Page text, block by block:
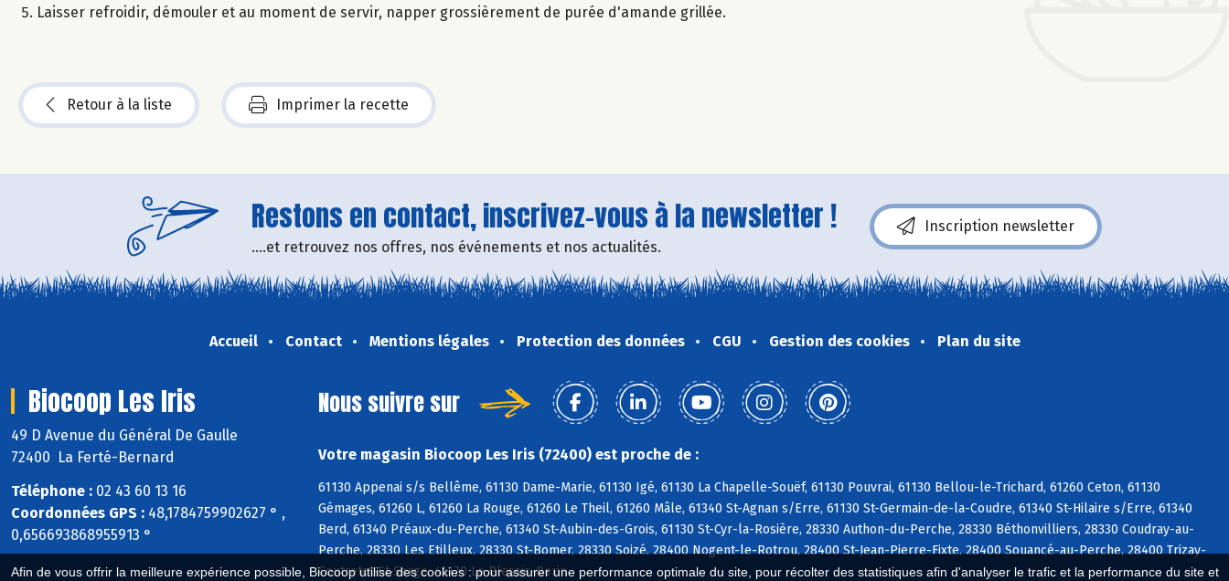
Afin de vous offrir la meilleure expérience possible, Biocoop utilise des cookies : pour assurer une performance optimale du site, pour récolter des statistiques afin d'analyser le trafic et la performance du site et
Laisser refroidir, démouler et au moment de servir, napper grossièrement de purée d'amande grillée.
Retour à la liste Imprimer la recette
Restons en contact, inscrivez-vous à la newsletter !
....et retrouvez nos offres, nos événements et nos actualités.
Inscription newsletter
Accueil Contact Mentions légales Protection des données CGU Gestion des cookies Plan du site
Biocoop Les Iris
49 D Avenue du Général De Gaulle
72400 La Ferté-Bernard
Téléphone : 02 43 60 13 16
Coordonnées GPS : 48,1784759902627 ° ,
0,656693868955913 °
Nous suivre sur
Votre magasin Biocoop Les Iris (72400) est proche de :
61130 Appenai s/s Bellême, 61130 Dame-Marie, 61130 Igé, 61130 La Chapelle-Souëf, 61130 Pouvrai, 61130 Bellou-le-Trichard, 61260 Ceton, 61130
Gémages, 61260 L, 61260 La Rouge, 61260 Le Theil, 61260 Mâle, 61340 St-Agnan s/Erre, 61130 St-Germain-de-la-Coudre, 61340 St-Hilaire s/Erre, 61340
Berd, 61340 Préaux-du-Perche, 61340 St-Aubin-des-Grois, 61130 St-Cyr-la-Rosière, 28330 Authon-du-Perche, 28330 Béthonvilliers, 28330 Coudray-au-
Perche, 28330 Les Etilleux, 28330 St-Bomer, 28330 Soizé, 28400 Nogent-le-Rotrou, 28400 St-Jean-Pierre-Fixte, 28400 Souancé-au-Perche, 28400 Trizay-
Coutretot-St-Serge, 41170 Le Plessis-Dorin